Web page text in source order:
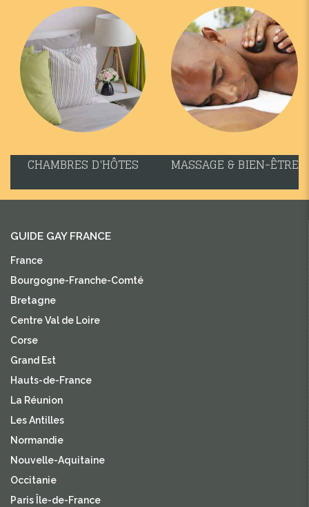
CHAMBRES D'HÔTES MASSAGE & BIEN-ÊTRE
GUIDE GAY FRANCE
France
Bourgogne-Franche-Comté
Bretagne
Centre Val de Loire
Corse
Grand Est
Hauts-de-France
La Réunion
Les Antilles
Normandie
Nouvelle-Aquitaine
Occitanie
Paris Île-de-France